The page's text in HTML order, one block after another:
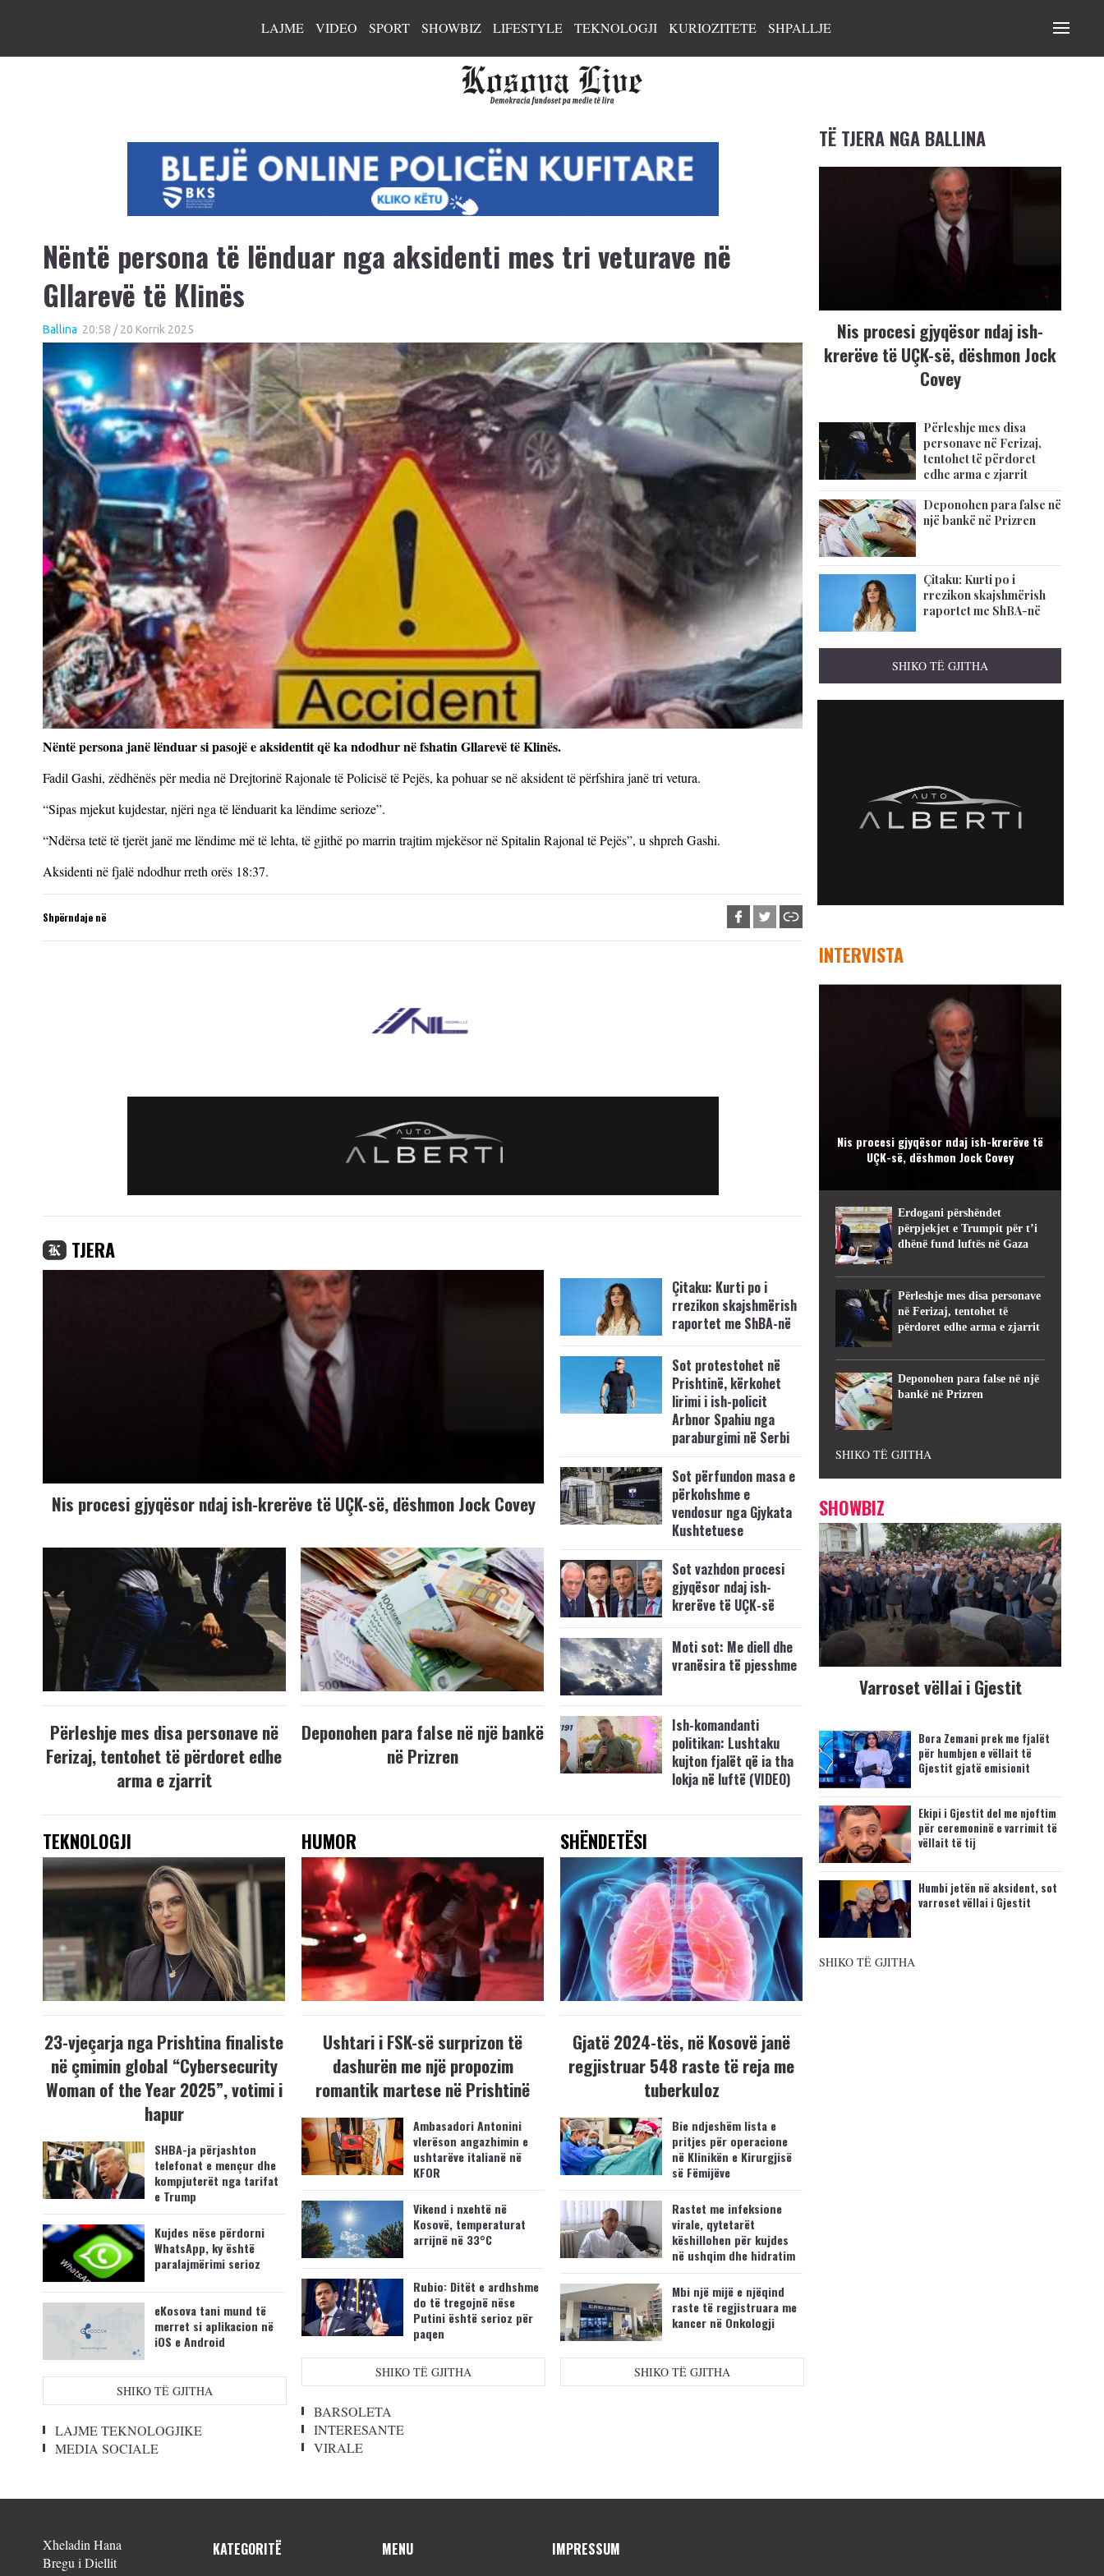
LAJME VIDEO SPORT SHOWBIZ LIFESTYLE TEKNOLOGJI KURIOZITETE SHPALLJE
Nëntë persona të lënduar nga aksidenti mes tri veturave në
Gllarevë të Klinës
Ballina 20:58 / 20 Korrik 2025
Nëntë persona janë lënduar si pasojë e aksidentit që ka ndodhur në fshatin Gllarevë të Klinës.
Fadil Gashi, zëdhënës për media në Drejtorinë Rajonale të Policisë të Pejës, ka pohuar se në aksident të përfshira janë tri vetura.
“Sipas mjekut kujdestar, njëri nga të lënduarit ka lëndime serioze”.
“Ndërsa tetë të tjerët janë me lëndime më të lehta, të gjithë po marrin trajtim mjekësor në Spitalin Rajonal të Pejës”, u shpreh Gashi.
Aksidenti në fjalë ndodhur rreth orës 18:37.
Shpërndaje në
TJERA
Nis procesi gjyqësor ndaj ish-krerëve të UÇK-së, dëshmon Jock Covey
Përleshje mes disa personave në
Ferizaj, tentohet të përdoret edhe
arma e zjarrit
Deponohen para false në një bankë
në Prizren
Çitaku: Kurti po i
rrezikon skajshmërish
raportet me ShBA-në
Sot protestohet në
Prishtinë, kërkohet
lirimi i ish-policit
Arbnor Spahiu nga
paraburgimi në Serbi
Sot përfundon masa e
përkohshme e
vendosur nga Gjykata
Kushtetuese
Sot vazhdon procesi
gjyqësor ndaj ish-
krerëve të UÇK-së
Moti sot: Me diell dhe
vranësira të pjesshme
Ish-komandanti
politikan: Lushtaku
kujton fjalët që ia tha
lokja në luftë (VIDEO)
TEKNOLOGJI
23-vjeçarja nga Prishtina finaliste
në çmimin global “Cybersecurity
Woman of the Year 2025”, votimi i
hapur
SHBA-ja përjashton
telefonat e mençur dhe
kompjuterët nga tarifat
e Trump
Kujdes nëse përdorni
WhatsApp, ky është
paralajmërimi serioz
eKosova tani mund të
merret si aplikacion në
iOS e Android
SHIKO TË GJITHA
LAJME TEKNOLOGJIKE
MEDIA SOCIALE
HUMOR
Ushtari i FSK-së surprizon të
dashurën me një propozim
romantik martese në Prishtinë
Ambasadori Antonini
vlerëson angazhimin e
ushtarëve italianë në
KFOR
Vikend i nxehtë në
Kosovë, temperaturat
arrijnë në 33°C
Rubio: Ditët e ardhshme
do të tregojnë nëse
Putini është serioz për
paqen
SHIKO TË GJITHA
BARSOLETA
INTERESANTE
VIRALE
SHËNDETËSI
Gjatë 2024-tës, në Kosovë janë
regjistruar 548 raste të reja me
tuberkuloz
Bie ndjeshëm lista e
pritjes për operacione
në Klinikën e Kirurgjisë
së Fëmijëve
Rastet me infeksione
virale, qytetarët
këshillohen për kujdes
në ushqim dhe hidratim
Mbi një mijë e njëqind
raste të regjistruara me
kancer në Onkologji
SHIKO TË GJITHA
TË TJERA NGA BALLINA
Nis procesi gjyqësor ndaj ish-
krerëve të UÇK-së, dëshmon Jock
Covey
Përleshje mes disa
personave në Ferizaj,
tentohet të përdoret
edhe arma e zjarrit
Deponohen para false në
një bankë në Prizren
Çitaku: Kurti po i
rrezikon skajshmërish
raportet me ShBA-në
SHIKO TË GJITHA
INTERVISTA
Nis procesi gjyqësor ndaj ish-krerëve të
UÇK-së, dëshmon Jock Covey
Erdogani përshëndet
përpjekjet e Trumpit për t’i
dhënë fund luftës në Gaza
Përleshje mes disa personave
në Ferizaj, tentohet të
përdoret edhe arma e zjarrit
Deponohen para false në një
bankë në Prizren
SHIKO TË GJITHA
SHOWBIZ
Varroset vëllai i Gjestit
Bora Zemani prek me fjalët
për humbjen e vëllait të
Gjestit gjatë emisionit
Ekipi i Gjestit del me njoftim
për ceremoninë e varrimit të
vëllait të tij
Humbi jetën në aksident, sot
varroset vëllai i Gjestit
SHIKO TË GJITHA
Xheladin Hana
Bregu i Diellit
KATEGORITË MENU IMPRESSUM